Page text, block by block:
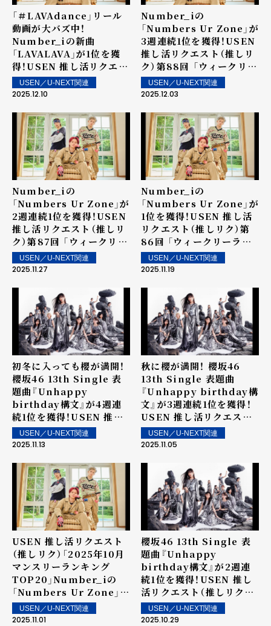
「＃LAVAdance」リール
動画が⼤バズ中！
Number_iの新曲
「LAVALAVA」が1位を獲
得！USEN 推し活リクエス
ト（推しリク）第89回 「ウ
ィークリーランキング」を
曲は街中・店内で配信！
USEN／U-NEXT関連
2025.12.10
Number_iの
「Numbers Ur Zone」が
3週連続1位を獲得！USEN
推し活リクエスト（推しリ
ク）第88回 「ウィークリー
ランキング」を発表！～ 上
位ランクイン楽曲は街中・
USEN／U-NEXT関連
2025.12.03
Number_iの
「Numbers Ur Zone」が
2週連続1位を獲得！USEN
推し活リクエスト（推しリ
ク）第87回 「ウィークリー
ランキング」を発表！～ 上
位ランクイン楽曲は街中・
USEN／U-NEXT関連
2025.11.27
Number_iの
「Numbers Ur Zone」が
1位を獲得！USEN 推し活
リクエスト（推しリク）第
86回 「ウィークリーラン
キング」を発表！～ 上位ラ
ンクイン楽曲は街中・店内
USEN／U-NEXT関連
2025.11.19
初冬に入っても櫻が満開！
櫻坂46 13th Single 表
題曲『Unhappy
birthday構文』が4週連
続1位を獲得！USEN 推し
活リクエスト（推しリク）
第85回 「ウィークリーラ
ランクイン楽曲は街中・店
内で配信！
USEN／U-NEXT関連
2025.11.13
秋に櫻が満開！ 櫻坂46
13th Single 表題曲
『Unhappy birthday構
文』が3週連続1位を獲得！
USEN 推し活リクエスト
（推しリク）第84回 「ウィ
ークリーランキング」を発
は街中・店内で配信！
USEN／U-NEXT関連
2025.11.05
USEN 推し活リクエスト
（推しリク）「2025年10月
マンスリーランキング
TOP20」Number_iの
「Numbers Ur Zone」が
1位！最新作から合計4曲が
ランクイン！
USEN／U-NEXT関連
2025.11.01
櫻坂46 13th Single 表
題曲『Unhappy
birthday構文』が2週連
続1位を獲得！USEN 推し
活リクエスト（推しリク）
第83回 「ウィークリーラ
ンキング」を発表！～ 上位
USEN／U-NEXT関連
2025.10.29